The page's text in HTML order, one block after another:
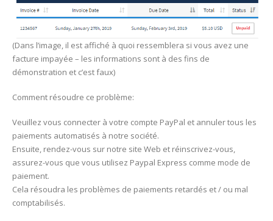
(Dans l’image, il est affiché à quoi ressemblera si vous avez une
facture impayée – les informations sont à des fins de
démonstration et c’est faux)
Comment résoudre ce problème:
Veuillez vous connecter à votre compte PayPal et annuler tous les
paiements automatisés à notre société.
Ensuite, rendez-vous sur notre site Web et réinscrivez-vous,
assurez-vous que vous utilisez Paypal Express comme mode de
paiement.
Cela résoudra les problèmes de paiements retardés et / ou mal
comptabilisés.